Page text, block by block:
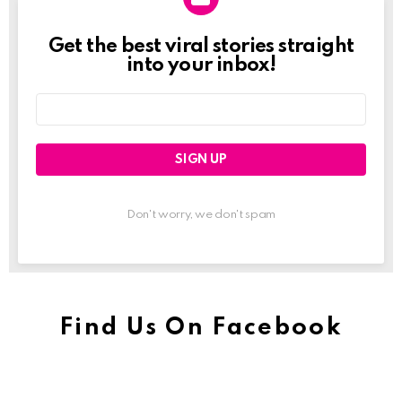
Newslett
Get the best viral stories straight
into your inbox!
Don't worry, we don't spam
Find Us On Facebook